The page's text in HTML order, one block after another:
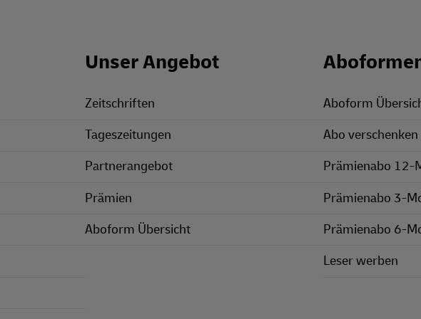
Unser Angebot
Zeitschriften
Tageszeitungen
Partnerangebot
Prämien
Aboform Übersicht
Aboform
Abo verschenken
Prämienabo 12-
Prämienabo 3-
Prämienabo 6-
Leser werben